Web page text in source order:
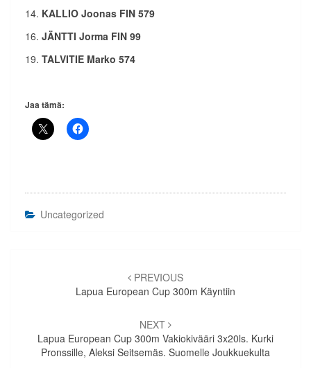
14. KALLIO Joonas FIN 579
16. JÄNTTI Jorma FIN 99
19. TALVITIE Marko 574
Jaa tämä:
Uncategorized
PREVIOUS
Lapua European Cup 300m Käyntiin
NEXT
Lapua European Cup 300m Vakiokivääri 3x20ls. Kurki
Pronssille, Aleksi Seitsemäs. Suomelle Joukkuekulta